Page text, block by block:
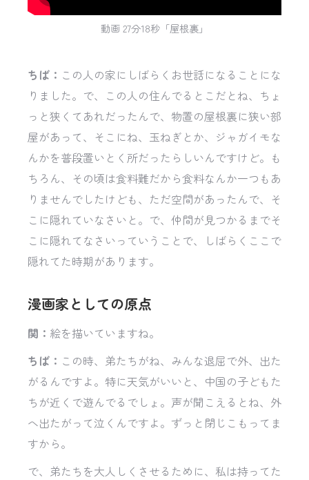
動画 27分18秒「屋根裏」
ちば： この人の家にしばらくお世話になることにな
りました。で、この人の住んでるとこだとね、ちょ
っと狭くてあれだったんで、物置の屋根裏に狭い部
屋があって、そこにね、玉ねぎとか、ジャガイモな
んかを普段置いとく所だったらしいんですけど。も
ちろん、その頃は食料難だから食料なんか一つもあ
りませんでしたけども、ただ空間があったんで、そ
こに隠れていなさいと。で、仲間が見つかるまでそ
こに隠れてなさいっていうことで、しばらくここで
隠れてた時期があります。
漫画家としての原点
関： 絵を描いていますね。
ちば： この時、弟たちがね、みんな退屈で外、出た
がるんですよ。特に天気がいいと、中国の子どもた
ちが近くで遊んでるでしょ。声が聞こえるとね、外
へ出たがって泣くんですよ。ずっと閉じこもってま
すから。
で、弟たちを大人しくさせるために、私は持ってた